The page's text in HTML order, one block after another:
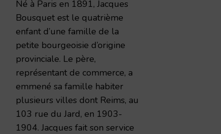
Né à Paris en 1891, Jacques
Bousquet est le quatrième
enfant d’une famille de la
petite bourgeoisie d’origine
provinciale. Le père,
représentant de commerce, a
emmené sa famille habiter
plusieurs villes dont Reims, au
103 rue du Jard, en 1903-
1904. Jacques fait son service